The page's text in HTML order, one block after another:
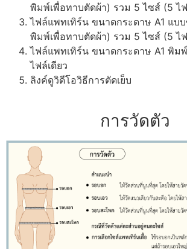
พิมพ์เพื่อทาบตัดผ้า) รวม 5 ไซส์ (5 ไ
ไฟล์แพทเทิร์น ขนาดกระดาษ A1 แบ
พิมพ์เพื่อทาบตัดผ้า) รวม 5 ไซส์ (5 ไ
ไฟล์แพทเทิร์น ขนาดกระดาษ A1 พิม
ไฟล์เดียว
ลิงค์ดูวิดีโอวิธีการตัดเย็บ
การวัดตัว